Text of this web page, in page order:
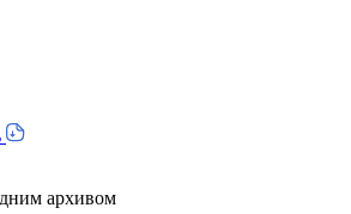
архивом